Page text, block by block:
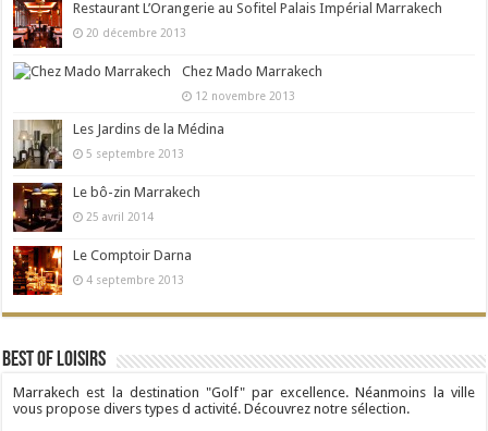
Restaurant L’Orangerie au Sofitel Palais Impérial Marrakech
20 décembre 2013
Chez Mado Marrakech
12 novembre 2013
Les Jardins de la Médina
5 septembre 2013
Le bô-zin Marrakech
25 avril 2014
Le Comptoir Darna
4 septembre 2013
Best Of Loisirs
Marrakech est la destination "Golf" par excellence. Néanmoins la ville
vous propose divers types d activité. Découvrez notre sélection.